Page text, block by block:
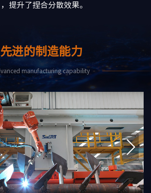
提升了捏合分散效果。
先进的制造能力
manufacturing capability